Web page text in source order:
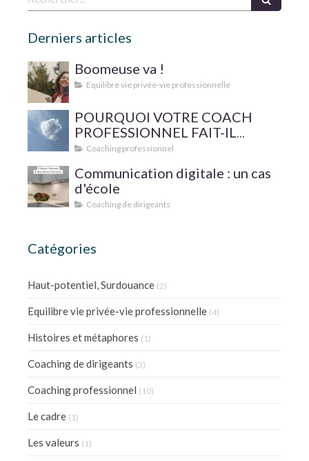
Derniers articles
Boomeuse va !
Equilibre vie privée-vie professionnelle
POURQUOI VOTRE COACH
PROFESSIONNEL FAIT-IL
SUPERVISER SA PRATIQUE ?
Coaching professionnel
Communication digitale : un cas
d'école
Coaching de dirigeants
Catégories
Haut-potentiel, Surdouance (2)
Equilibre vie privée-vie professionnelle (4)
Histoires et métaphores (1)
Coaching de dirigeants (3)
Coaching professionnel (10)
Le cadre (1)
Les valeurs (1)